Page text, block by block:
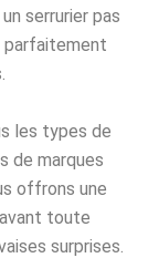
serrurier pas
parfaitement
les types de
de marques
offrons une
toute
surprises.